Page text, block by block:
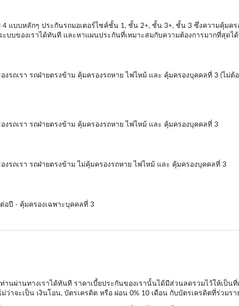
4 แบบหลักๆ ประกันรถมอเตอร์ไซค์ชั้น 1, ชั้น 2+, ชั้น 3+, ชั้น 3ซึ่งความคุ้มคร
บของเราได้ทันที และหาแผนประกันที่เหมาะสมกับความต้องการมากที่สุดไ
รถเรา รถฝ่ายตรงข้าม คุ้มครองรถหาย ไฟไหม้ และ คุ้มครองบุคคลที่ 3 (ไม่ต้
รถเรา รถฝ่ายตรงข้าม คุ้มครองรถหาย ไฟไหม้ และ คุ้มครองบุคคลที่ 3
รถเรา รถฝ่ายตรงข้าม ไม่คุ้มครองรถหาย ไฟไหม้ และ คุ้มครองบุคคลที่ 3
อปี - คุ้มครองเฉพาะบุคคลที่ 3
ผ่านทางเราได้ทันที ราคาเบี้ยประกันของเรานั้นได้มีส่วนลดรวมไว้ให้เป็นที่
าจะเป็น เงินโอน, บัตรเครดิต หรือ ผ่อน 0% 10 เดือน กับบัตรเครดิตที่ร่วมร